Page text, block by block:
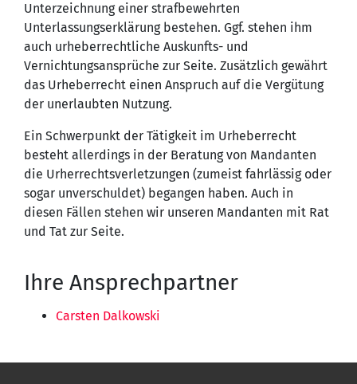
Unterzeichnung einer strafbewehrten
Unterlassungserklärung bestehen. Ggf. stehen ihm
auch urheberrechtliche Auskunfts- und
Vernichtungsansprüche zur Seite. Zusätzlich gewährt
das Urheberrecht einen Anspruch auf die Vergütung
der unerlaubten Nutzung.
Ein Schwerpunkt der Tätigkeit im Urheberrecht
besteht allerdings in der Beratung von Mandanten
die Urherrechtsverletzungen (zumeist fahrlässig oder
sogar unverschuldet) begangen haben. Auch in
diesen Fällen stehen wir unseren Mandanten mit Rat
und Tat zur Seite.
Ihre Ansprechpartner
Carsten Dalkowski